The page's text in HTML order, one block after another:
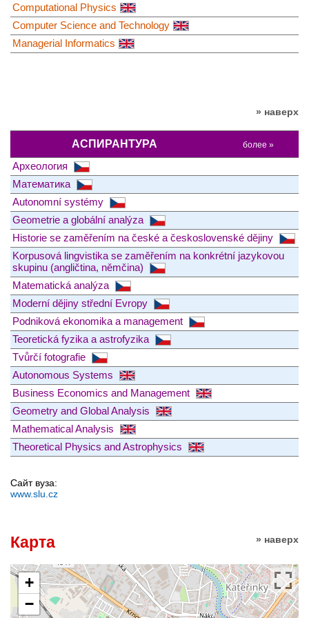
Computational Physics
Computer Science and Technology
Managerial Informatics
» наверх
АСПИРАНТУРА более »
Археология
Математика
Autonomní systémy
Geometrie a globální analýza
Historie se zaměřením na české a československé dějiny
Korpusová lingvistika se zaměřením na konkrétní jazykovou
skupinu (angličtina, němčina)
Matematická analýza
Moderní dějiny střední Evropy
Podniková ekonomika a management
Teoretická fyzika a astrofyzika
Tvůrčí fotografie
Autonomous Systems
Business Economics and Management
Geometry and Global Analysis
Mathematical Analysis
Theoretical Physics and Astrophysics
Сайт вуза:
www.slu.cz
» наверх
Карта
+
−